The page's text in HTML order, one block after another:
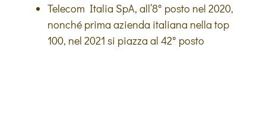
Telecom Italia SpA, all’8° posto nel 2020,
nonché prima azienda italiana nella top
100, nel 2021 si piazza al 42° posto